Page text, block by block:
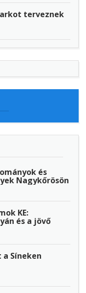
terveznek
és
Nagykőrösön
KE:
és a jövő
Síneken